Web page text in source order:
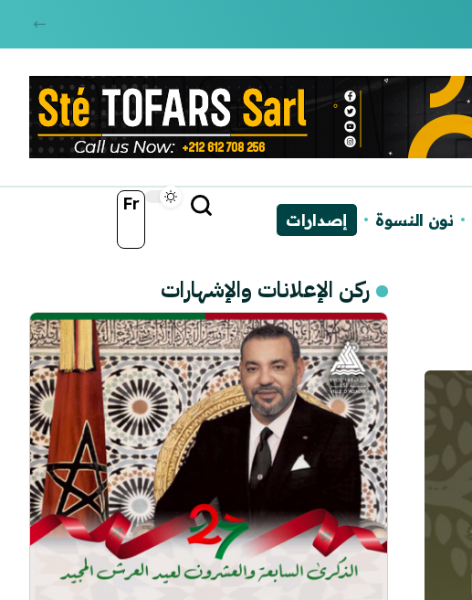
Fr
نون النسوة إصدارات
ركن الإعلانات والإشهارات